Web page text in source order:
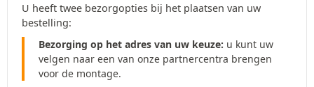
U heeft twee bezorgopties bij het plaatsen van uw
bestelling:
Bezorging op het adres van uw keuze: u kunt uw
velgen naar een van onze partnercentra brengen
voor de montage.